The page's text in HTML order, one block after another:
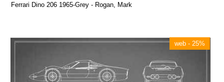
Ferrari Dino 206 1965-Grey - Rogan, Mark
web - 25%